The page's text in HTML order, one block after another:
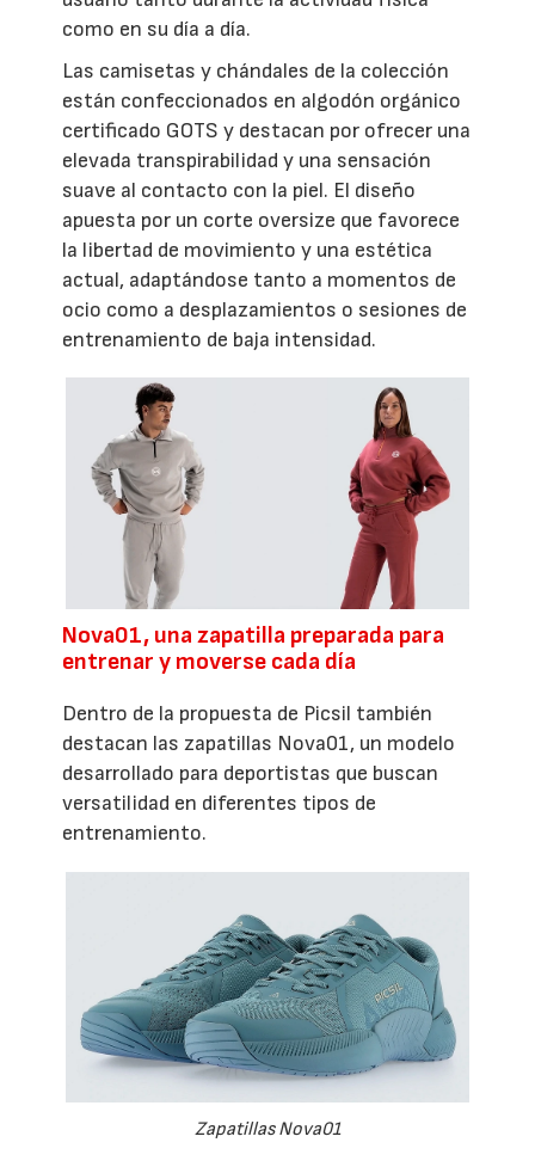
como en su día a día.
Las camisetas y chándales de la colección
están confeccionados en algodón orgánico
certificado GOTS y destacan por ofrecer una
elevada transpirabilidad y una sensación
suave al contacto con la piel. El diseño
apuesta por un corte oversize que favorece
la libertad de movimiento y una estética
actual, adaptándose tanto a momentos de
ocio como a desplazamientos o sesiones de
entrenamiento de baja intensidad.
Nova01, una zapatilla preparada para
entrenar y moverse cada día
Dentro de la propuesta de Picsil también
destacan las zapatillas Nova01, un modelo
desarrollado para deportistas que buscan
versatilidad en diferentes tipos de
entrenamiento.
Zapatillas Nova01